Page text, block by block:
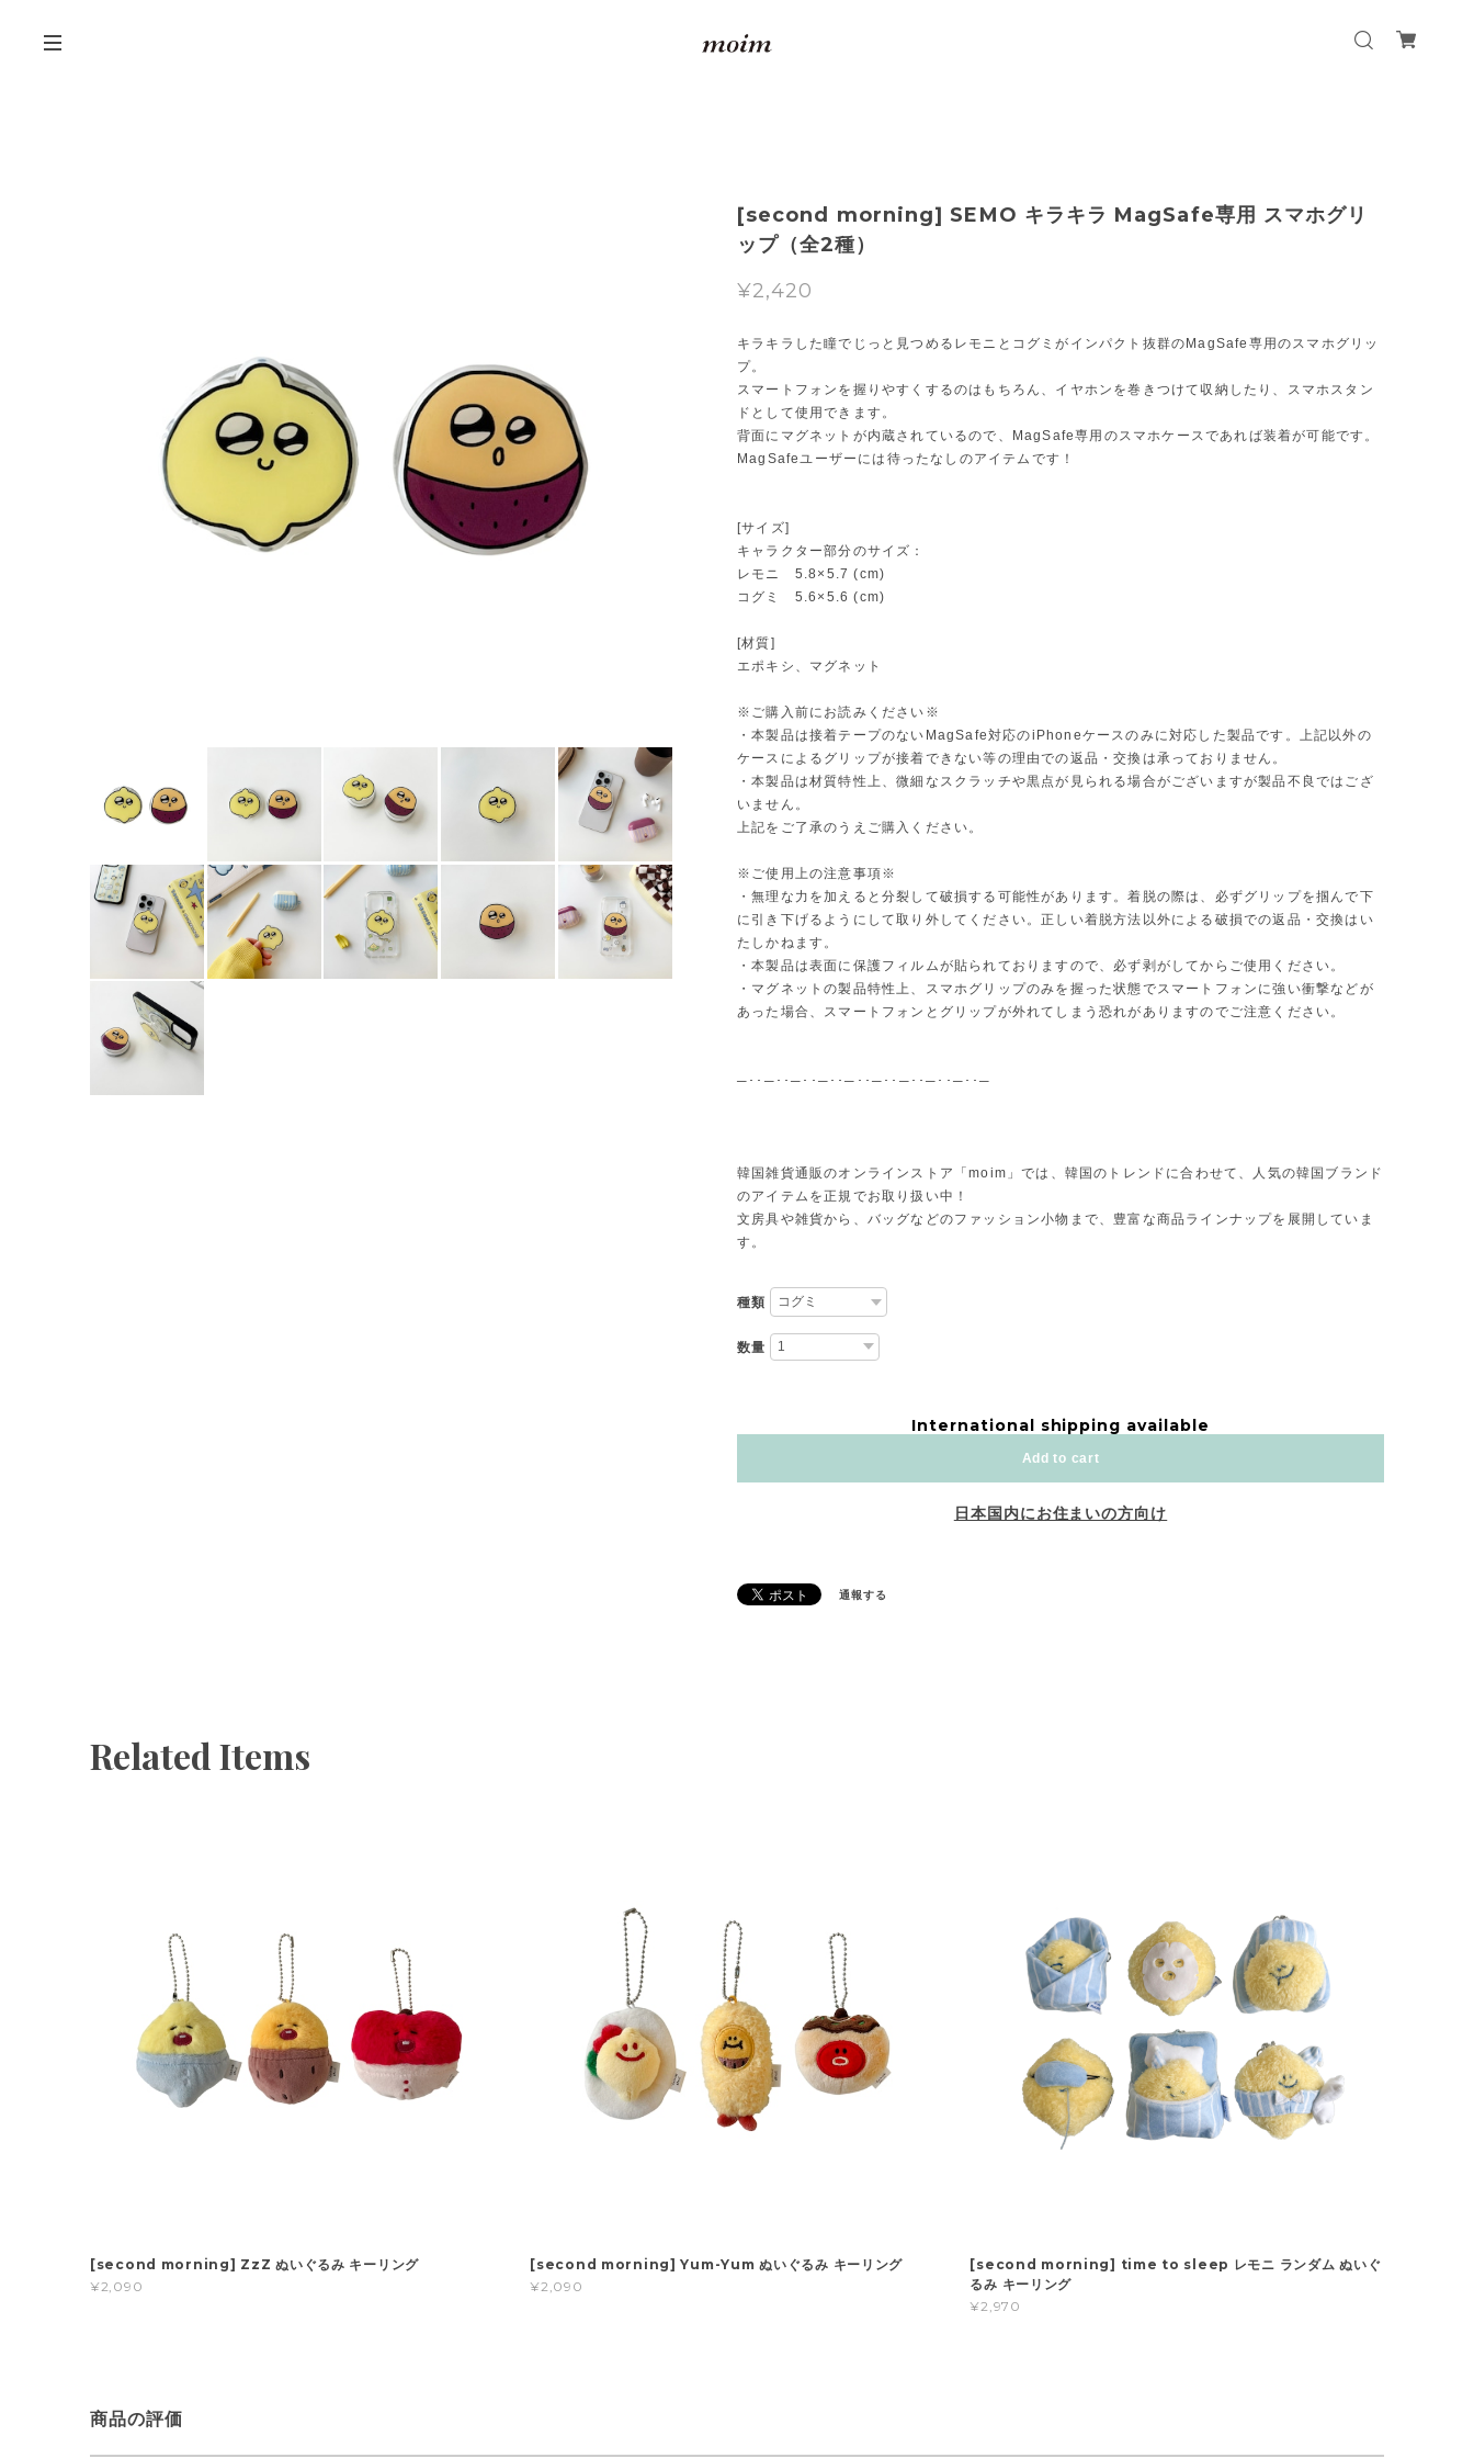
[second morning] SEMO キラキラ MagSafe専用 スマホグリ
ップ（全2種）
¥2,420
キラキラした瞳でじっと見つめるレモニとコグミがインパクト抜群のMagSafe専用のスマホグリッ
プ。
スマートフォンを握りやすくするのはもちろん、イヤホンを巻きつけて収納したり、スマホスタン
ドとして使用できます。
背面にマグネットが内蔵されているので、MagSafe専用のスマホケースであれば装着が可能です。
MagSafeユーザーには待ったなしのアイテムです！
[サイズ]
キャラクター部分のサイズ：
レモニ 5.8×5.7 (cm)
コグミ 5.6×5.6 (cm)
[材質]
エポキシ、マグネット
※ご購入前にお読みください※
・本製品は接着テープのないMagSafe対応のiPhoneケースのみに対応した製品です。上記以外の
ケースによるグリップが接着できない等の理由での返品・交換は承っておりません。
・本製品は材質特性上、微細なスクラッチや黒点が見られる場合がございますが製品不良ではござ
いません。
上記をご了承のうえご購入ください。
※ご使用上の注意事項※
・無理な力を加えると分裂して破損する可能性があります。着脱の際は、必ずグリップを掴んで下
に引き下げるようにして取り外してください。正しい着脱方法以外による破損での返品・交換はい
たしかねます。
・本製品は表面に保護フィルムが貼られておりますので、必ず剥がしてからご使用ください。
・マグネットの製品特性上、スマホグリップのみを握った状態でスマートフォンに強い衝撃などが
あった場合、スマートフォンとグリップが外れてしまう恐れがありますのでご注意ください。
─･･─･･─･･─･･─･･─･･─･･─･･─･･─
韓国雑貨通販のオンラインストア「moim」では、韓国のトレンドに合わせて、人気の韓国ブランド
のアイテムを正規でお取り扱い中！
文房具や雑貨から、バッグなどのファッション小物まで、豊富な商品ラインナップを展開していま
す。
種類
数量
International shipping available
Add to cart
日本国内にお住まいの方向け
通報する
Related Items
[second morning] ZzZ ぬいぐるみ キーリング
¥2,090
[second morning] Yum-Yum ぬいぐるみ キーリング
¥2,090
[second morning] time to sleep レモニ ランダム ぬいぐ
るみ キーリング
¥2,970
商品の評価